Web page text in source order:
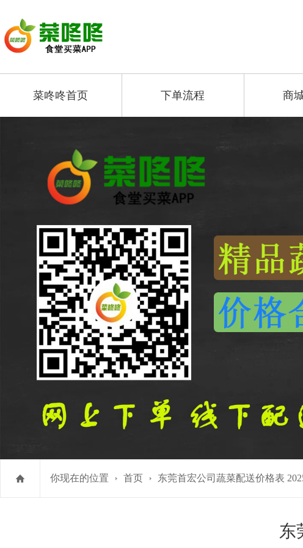
菜咚咚首页 下单流程 商
你现在的位置 首页 东莞首宏公司蔬菜配送价格表
东